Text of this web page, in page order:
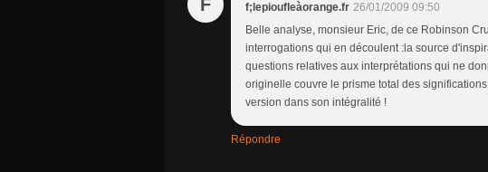
F f;lepioufleàorange.fr 26/01/2009 09:50
Belle analyse, monsieur Eric, de ce Robinson
interrogations qui en découlent :la source
questions relatives aux interprétations qui ne
originelle couvre le prisme total des
version dans son intégralité !
Répondre